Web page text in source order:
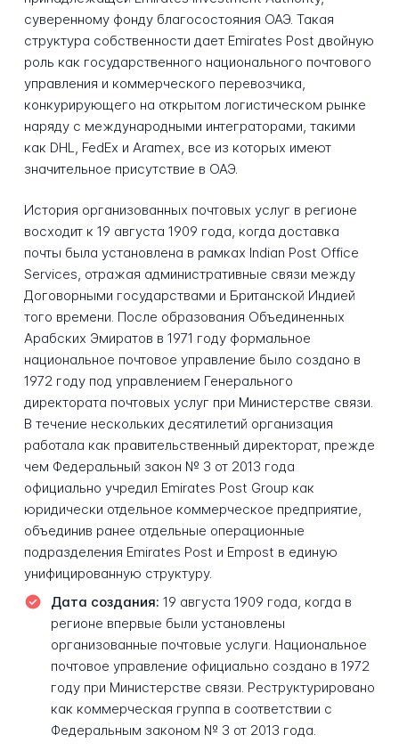
суверенному фонду благосостояния ОАЭ. Такая
структура собственности дает Emirates Post двойную
роль как государственного национального почтового
управления и коммерческого перевозчика,
конкурирующего на открытом логистическом рынке
наряду с международными интеграторами, такими
как DHL, FedEx и Aramex, все из которых имеют
значительное присутствие в ОАЭ.
История организованных почтовых услуг в регионе
восходит к 19 августа 1909 года, когда доставка
почты была установлена в рамках Indian Post Office
Services, отражая административные связи между
Договорными государствами и Британской Индией
того времени. После образования Объединенных
Арабских Эмиратов в 1971 году формальное
национальное почтовое управление было создано в
1972 году под управлением Генерального
директората почтовых услуг при Министерстве связи.
В течение нескольких десятилетий организация
работала как правительственный директорат, прежде
чем Федеральный закон № 3 от 2013 года
официально учредил Emirates Post Group как
юридически отдельное коммерческое предприятие,
объединив ранее отдельные операционные
подразделения Emirates Post и Empost в единую
унифицированную структуру.
Дата создания: 19 августа 1909 года, когда в
регионе впервые были установлены
организованные почтовые услуги. Национальное
почтовое управление официально создано в 1972
году при Министерстве связи. Реструктурировано
как коммерческая группа в соответствии с
Федеральным законом № 3 от 2013 года.